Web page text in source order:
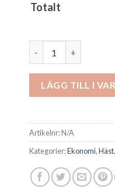
Totalt
LÄGG TILL I
Artikelnr:N/A
Kategorier:Ekonomi,Häst,